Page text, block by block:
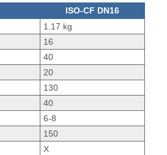
ISO-CF DN16
1.17 kg
16
40
20
130
40
6-8
150
X